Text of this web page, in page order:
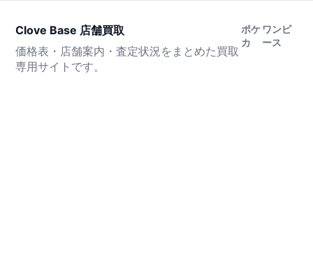
Clove Base 店舗買取
価格表・店舗案内・査定状況をまとめた買取
専用サイトです。
ポケ
カ
ワンピ
ース